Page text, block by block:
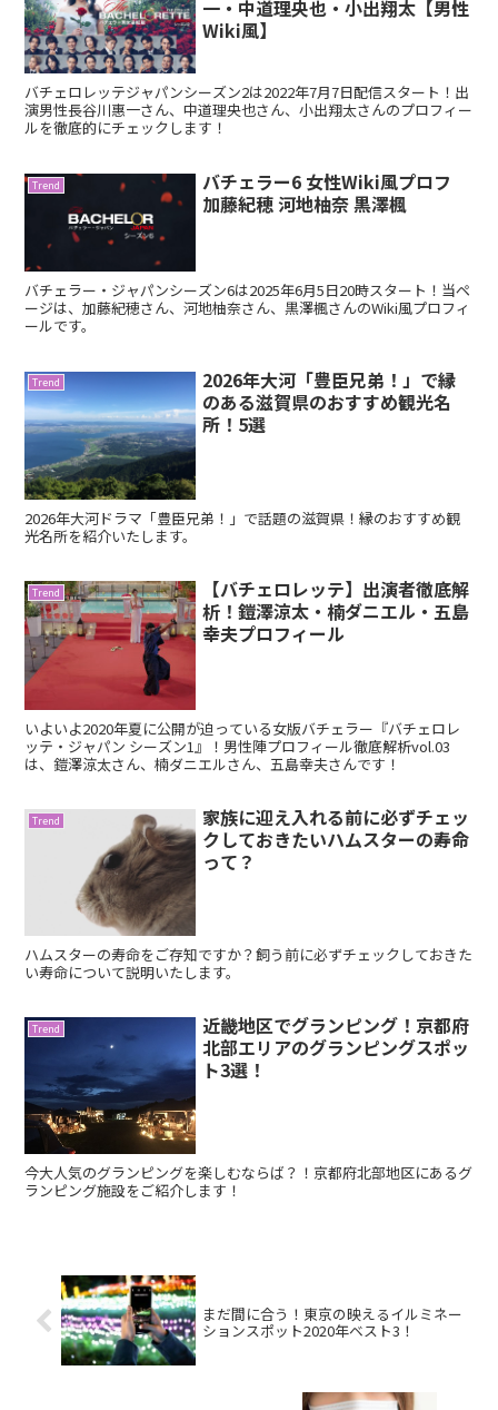
一・中道理央也・小出翔太【男性
Wiki風】
バチェロレッテジャパンシーズン2は2022年7月7日配信スタート！出
演男性長谷川惠一さん、中道理央也さん、小出翔太さんのプロフィー
ルを徹底的にチェックします！
Trend
バチェラー6 女性Wiki風プロフ
加藤紀穂 河地柚奈 黒澤楓
バチェラー・ジャパンシーズン6は2025年6月5日20時スタート！当ペ
ージは、加藤紀穂さん、河地柚奈さん、黒澤楓さんのWiki風プロフィ
ールです。
Trend
2026年大河「豊臣兄弟！」で縁
のある滋賀県のおすすめ観光名
所！5選
2026年大河ドラマ「豊臣兄弟！」で話題の滋賀県！縁のおすすめ観
光名所を紹介いたします。
Trend
【バチェロレッテ】出演者徹底解
析！鎧澤涼太・楠ダニエル・五島
幸夫プロフィール
いよいよ2020年夏に公開が迫っている女版バチェラー『バチェロレ
ッテ・ジャパン シーズン1』！男性陣プロフィール徹底解析vol.03
は、鎧澤涼太さん、楠ダニエルさん、五島幸夫さんです！
Trend
家族に迎え入れる前に必ずチェッ
クしておきたいハムスターの寿命
って？
ハムスターの寿命をご存知ですか？飼う前に必ずチェックしておきた
い寿命について説明いたします。
Trend
近畿地区でグランピング！京都府
北部エリアのグランピングスポッ
ト3選！
今大人気のグランピングを楽しむならば？！京都府北部地区にあるグ
ランピング施設をご紹介します！
まだ間に合う！東京の映えるイルミネー
ションスポット2020年ベスト3！